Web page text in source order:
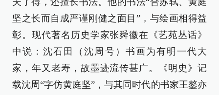
坚之长而自成严谨刚健之面目”，与绘画相得益
彰。现代著名历史学家张舜徽在《艺苑丛话》
中说：沈石田（沈周号）书画为有明一代大
家，年又老寿，故墨迹流传甚广。《明史》记
载沈周“字仿黄庭坚”，与其同时代的书家王鏊亦